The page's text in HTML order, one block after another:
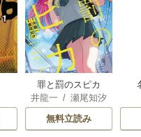
罪と罰のスピカ
井龍一 /瀬尾知汐
無料立読み